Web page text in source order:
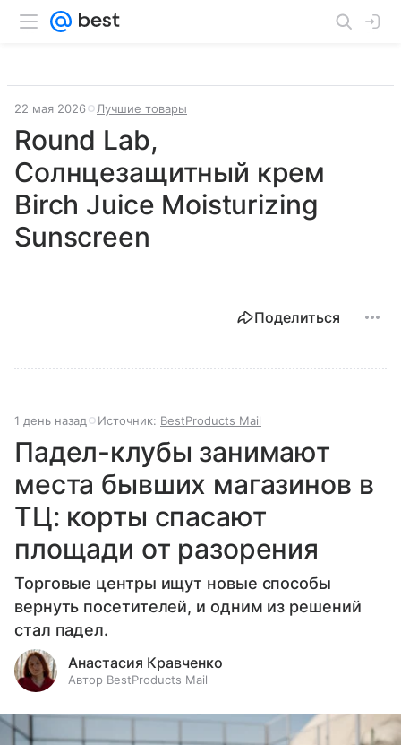
22 мая 2026 Лучшие товары
Round Lab,
Солнцезащитный крем
Birch Juice Moisturizing
Sunscreen
Поделиться
1 день назад Источник: BestProducts Mail
Падел-клубы занимают
места бывших магазинов в
ТЦ: корты спасают
площади от разорения
Торговые центры ищут новые способы
вернуть посетителей, и одним из решений
стал падел.
Анастасия Кравченко
Автор BestProducts Mail